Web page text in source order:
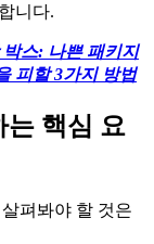
니다.
스: 나쁜 패키지
피할 3가지 방법
는 핵심 요
펴봐야 할 것은